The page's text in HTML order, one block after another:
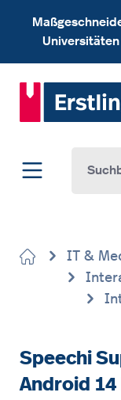
Zum Hauptinhalt
IT &
Speechi
Android 14